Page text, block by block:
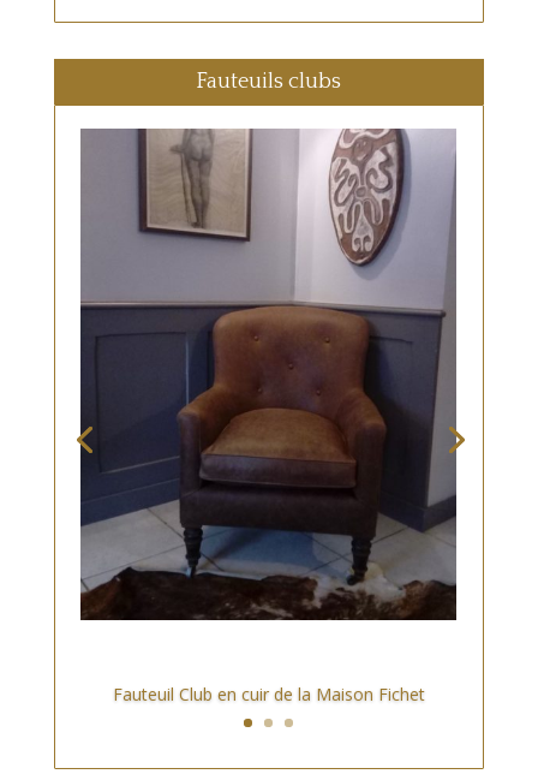
Fauteuils clubs
Fauteuil Club en cuir de la Maison Fichet